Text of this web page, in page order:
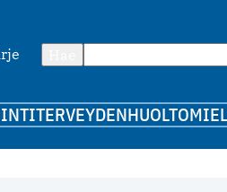
TERVEYDENHUOLTO